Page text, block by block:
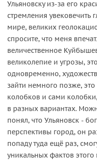
Ульяновску из-за его
стремления увековечить
мире, великих
спросите, что меня
величественное
великолепие и угрозы,
одновременно,
зайти немного позже,
колобков и сами
в разных вариантах.
понял, что Ульяновск -
перспективы город, он
попаду туда ещё раз,
уникальных фактов этого